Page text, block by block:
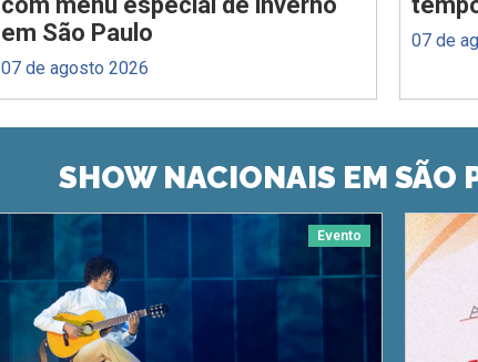
em São Paulo
07 de agosto 2026
07 de
SHOW NACIONAIS EM SÃO
Evento